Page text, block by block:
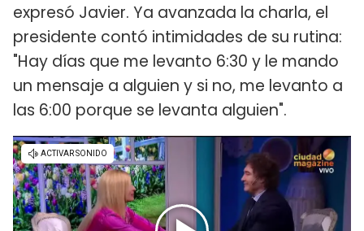
expresó Javier. Ya avanzada la charla, el
presidente contó intimidades de su rutina:
"Hay días que me levanto 6:30 y le mando
un mensaje a alguien y si no, me levanto a
las 6:00 porque se levanta alguien".